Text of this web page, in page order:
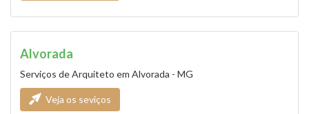
Alvorada
Serviços de Arquiteto em Alvorada - MG
Veja os seviços